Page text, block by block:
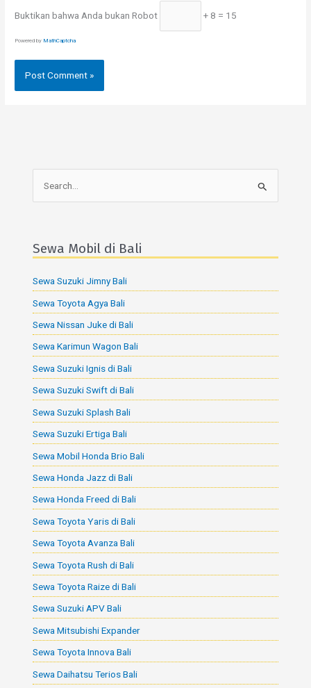
Buktikan bahwa Anda bukan Robot + 8 = 15
Powered by MathCaptcha
r
h
f
o
r
:
Sewa Mobil di Bali
Sewa Suzuki Jimny Bali
Sewa Toyota Agya Bali
Sewa Nissan Juke di Bali
Sewa Karimun Wagon Bali
Sewa Suzuki Ignis di Bali
Sewa Suzuki Swift di Bali
Sewa Suzuki Splash Bali
Sewa Suzuki Ertiga Bali
Sewa Mobil Honda Brio Bali
Sewa Honda Jazz di Bali
Sewa Honda Freed di Bali
Sewa Toyota Yaris di Bali
Sewa Toyota Avanza Bali
Sewa Toyota Rush di Bali
Sewa Toyota Raize di Bali
Sewa Suzuki APV Bali
Sewa Mitsubishi Expander
Sewa Toyota Innova Bali
Sewa Daihatsu Terios Bali